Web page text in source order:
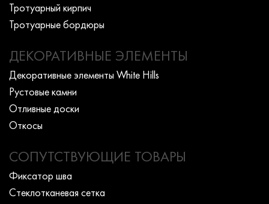
Тротуарный кирпич
Тротуарные бордюры
ДЕКОРАТИВНЫЕ ЭЛЕМЕНТЫ
Декоративные элементы White Hills
Рустовые камни
Отливные доски
Откосы
СОПУТСТВУЮЩИЕ ТОВАРЫ
Фиксатор шва
Стеклотканевая сетка